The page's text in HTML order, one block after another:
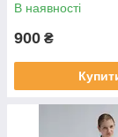
В наявності
900 ₴